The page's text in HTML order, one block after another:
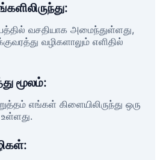
வசதியாக அமைந்துள்ளது,
வழிகளாலும் எளிதில்
மூலம்:
எங்கள் கிளையிலிருந்து ஒரு
உள்ளது.